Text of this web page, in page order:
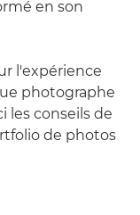
en son
l'expérience
photographe
les conseils de
de photos